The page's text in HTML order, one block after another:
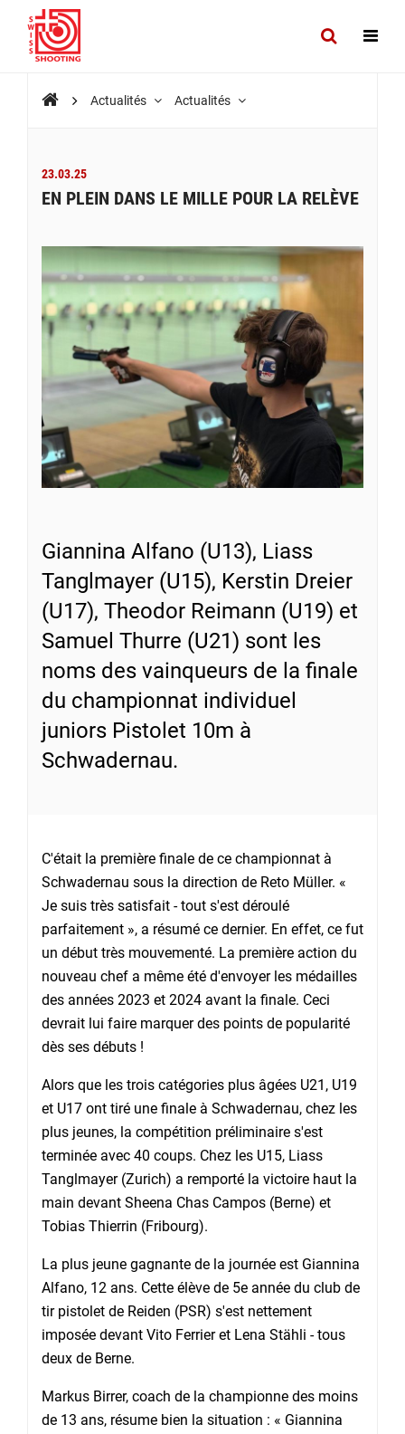
Actualités Actualités
23.03.25
EN PLEIN DANS LE MILLE POUR LA RELÈVE
Giannina Alfano (U13), Liass
Tanglmayer (U15), Kerstin Dreier
(U17), Theodor Reimann (U19) et
Samuel Thurre (U21) sont les
noms des vainqueurs de la finale
du championnat individuel
juniors Pistolet 10m à
Schwadernau.
C'était la première finale de ce championnat à
Schwadernau sous la direction de Reto Müller. «
Je suis très satisfait - tout s'est déroulé
parfaitement », a résumé ce dernier. En effet, ce fut
un début très mouvementé. La première action du
nouveau chef a même été d'envoyer les médailles
des années 2023 et 2024 avant la finale. Ceci
devrait lui faire marquer des points de popularité
dès ses débuts !
Alors que les trois catégories plus âgées U21, U19
et U17 ont tiré une finale à Schwadernau, chez les
plus jeunes, la compétition préliminaire s'est
terminée avec 40 coups. Chez les U15, Liass
Tanglmayer (Zurich) a remporté la victoire haut la
main devant Sheena Chas Campos (Berne) et
Tobias Thierrin (Fribourg).
La plus jeune gagnante de la journée est Giannina
Alfano, 12 ans. Cette élève de 5e année du club de
tir pistolet de Reiden (PSR) s'est nettement
imposée devant Vito Ferrier et Lena Stähli - tous
deux de Berne.
Markus Birrer, coach de la championne des moins
de 13 ans, résume bien la situation : « Giannina